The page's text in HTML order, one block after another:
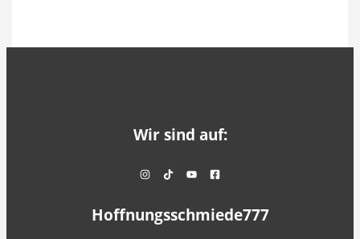
Wir sind auf:
Hoffnungsschmiede777